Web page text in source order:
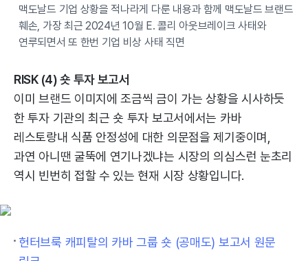
맥도날드 기업 상황을 적나라게 다룬 내용과 함께 맥도날드 브랜드
훼손, 가장 최근 2024년 10월 E. 콜리 아웃브레이크 사태와
연루되면서 또 한번 기업 비상 사태 직면
RISK (4) 숏 투자 보고서
이미 브랜드 이미지에 조금씩 금이 가는 상황을 시사하듯
한 투자 기관의 최근 숏 투자 보고서에서는 카바
레스토랑내 식품 안정성에 대한 의문점을 제기중이며,
과연 아니땐 굴뚝에 연기나겠냐는 시장의 의심스런 눈초리
역시 빈번히 접할 수 있는 현재 시장 상황입니다.
헌터브룩 캐피탈의 카바 그룹 숏 (공매도) 보고서 원문